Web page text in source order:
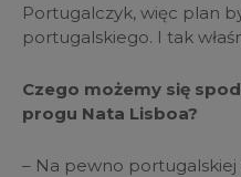
Portugalczyk, więc plan
portugalskiego. I tak
Czego możemy się
progu Nata Lisboa?
– Na pewno